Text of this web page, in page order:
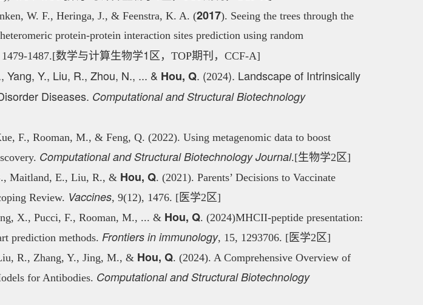
W. F., Heringa, J., & Feenstra, K. A. (2017). Seeing the trees through the
protein-protein interaction sites prediction using random
1487.[数学与计算生物学1区 ，TOP期刊，CCF-A]
Y., Liu, R., Zhou, N., ... & Hou, Q. (2024). Landscape of Intrinsically
Diseases. Computational and Structural Biotechnology
F., Rooman, M., & Feng, Q. (2022). Using metagenomic data to boost
Computational and Structural Biotechnology Journal.[生物学2区]
Maitland, E., Liu, R., & Hou, Q. (2021). Parents’ Decisions to Vaccinate
Review. Vaccines, 9(12), 1476. [医学2区]
X., Pucci, F., Rooman, M., ... & Hou, Q. (2024)MHCII-peptide presentation:
prediction methods. Frontiers in immunology, 15, 1293706. [医学2区]
R., Zhang, Y., Jing, M., & Hou, Q. (2024). A Comprehensive Overview of
for Antibodies. Computational and Structural Biotechnology